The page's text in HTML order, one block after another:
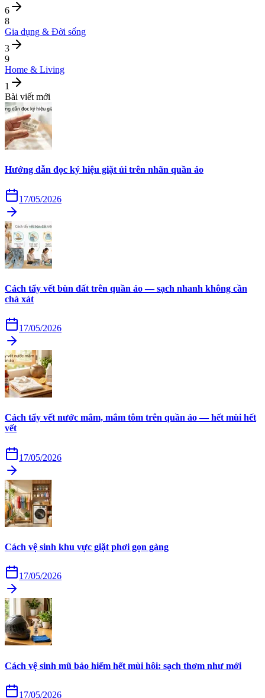
6
8
Gia dụng & Đời sống
3
9
Home & Living
1
Bài viết mới
Hướng dẫn đọc ký hiệu giặt ủi trên nhãn quần áo
17/05/2026
Cách tẩy vết bùn đất trên quần áo — sạch nhanh không cần
chà xát
17/05/2026
Cách tẩy vết nước mắm, mắm tôm trên quần áo — hết mùi hết
vết
17/05/2026
Cách vệ sinh khu vực giặt phơi gọn gàng
17/05/2026
Cách vệ sinh mũ bảo hiểm hết mùi hôi: sạch thơm như mới
17/05/2026